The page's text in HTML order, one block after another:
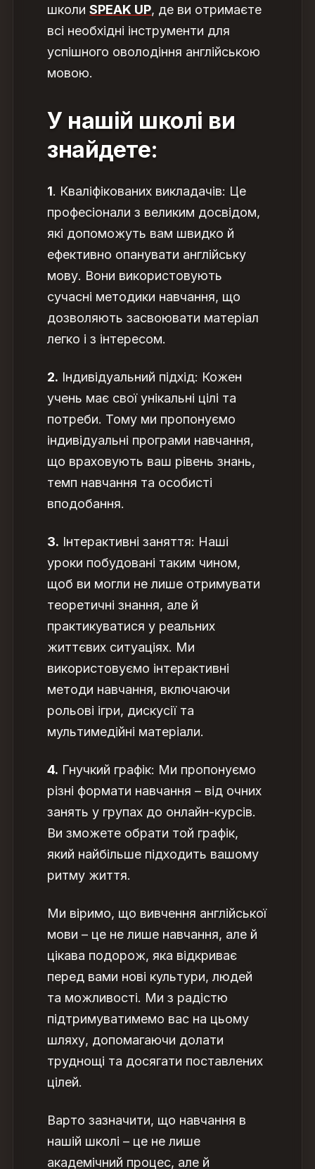
школиSPEAK UP, де ви отримаєте
всі необхідні інструменти для
успішного оволодіння англійською
мовою.
У нашій школі ви
знайдете:
1. Кваліфікованих викладачів: Це
професіонали з великим досвідом,
які допоможуть вам швидко й
ефективно опанувати англійську
мову. Вони використовують
сучасні методики навчання, що
дозволяють засвоювати матеріал
легко і з інтересом.
2. Індивідуальний підхід: Кожен
учень має свої унікальні цілі та
потреби. Тому ми пропонуємо
індивідуальні програми навчання,
що враховують ваш рівень знань,
темп навчання та особисті
вподобання.
3. Інтерактивні заняття: Наші
уроки побудовані таким чином,
щоб ви могли не лише отримувати
теоретичні знання, але й
практикуватися у реальних
життєвих ситуаціях. Ми
використовуємо інтерактивні
методи навчання, включаючи
рольові ігри, дискусії та
мультимедійні матеріали.
4. Гнучкий графік: Ми пропонуємо
різні формати навчання – від очних
занять у групах до онлайн-курсів.
Ви зможете обрати той графік,
який найбільше підходить вашому
ритму життя.
Ми віримо, що вивчення англійської
мови – це не лише навчання, але й
цікава подорож, яка відкриває
перед вами нові культури, людей
та можливості. Ми з радістю
підтримуватимемо вас на цьому
шляху, допомагаючи долати
труднощі та досягати поставлених
цілей.
Варто зазначити, що навчання в
нашій школі – це не лише
академічний процес, але й